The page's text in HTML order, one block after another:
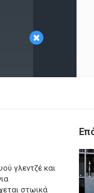
×
γλεντζέ και
στωικά